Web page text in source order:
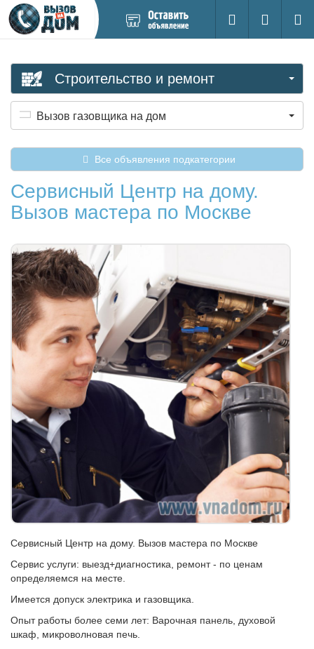
новое
Поиск
Вход на
Строительство и ремонт
Вызов газовщика на дом
Все объявления подкатегории
Сервисный Центр на дому.
Вызов мастера по Москве
Сервисный Центр на дому. Вызов мастера по Москве
Сервис услуги: выезд+диагностика, ремонт - по ценам
определяемся на месте.
Имеется допуск электрика и газовщика.
Опыт работы более семи лет: Варочная панель, духовой
шкаф, микроволновая печь.